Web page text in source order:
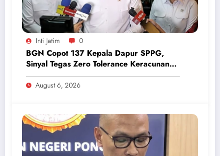
Inti Jatim 0
BGN Copot 137 Kepala Dapur SPPG,
Sinyal Tegas Zero Tolerance Keracunan
Makanan dan Korupsi
August 6, 2026